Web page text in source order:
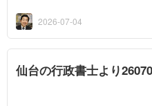
うことがあり...
2026-07-04
仙台の行政書士より